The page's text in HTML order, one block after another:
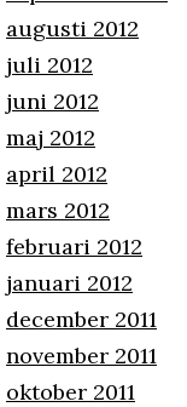
augusti 2012
juli 2012
juni 2012
maj 2012
april 2012
mars 2012
februari 2012
januari 2012
december 2011
november 2011
oktober 2011